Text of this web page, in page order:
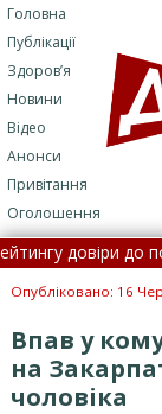
Головна
Публікації
Здоров’я
Новини
Відео
Анонси
Привітання
Оголошення
довіри до
Опубліковано: 16
Впав у
на
чоловіка